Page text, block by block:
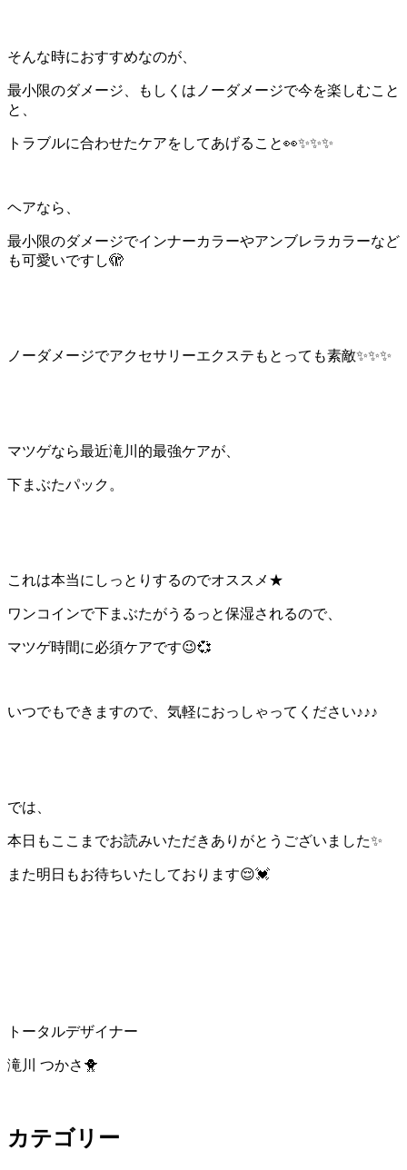
そんな時におすすめなのが、
最小限のダメージ、もしくはノーダメージで今を楽しむこと
と、
トラブルに合わせたケアをしてあげること👀✨✨✨
ヘアなら、
最小限のダメージでインナーカラーやアンブレラカラーなど
も可愛いですし🫣
ノーダメージでアクセサリーエクステもとっても素敵✨✨✨
マツゲなら最近滝川的最強ケアが、
下まぶたパック。
これは本当にしっとりするのでオススメ★
ワンコインで下まぶたがうるっと保湿されるので、
マツゲ時間に必須ケアです😉💞
いつでもできますので、気軽におっしゃってください♪♪♪
では、
本日もここまでお読みいただきありがとうございました✨
また明日もお待ちいたしております😌💓
トータルデザイナー
滝川 つかさ🐥
カテゴリー